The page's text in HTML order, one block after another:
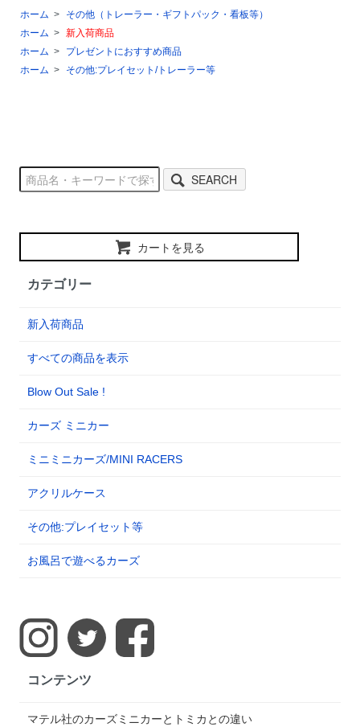
ホーム >
その他（トレーラー・ギフトパック・看板等）
ホーム > 新入荷商品
ホーム >
プレゼントにおすすめ商品
ホーム > その他:プレイセット/トレーラー等
SEARCH
カートを見る
カテゴリー
新入荷商品
すべての商品を表示
Blow Out Sale !
カーズ ミニカー
ミニミニカーズ/MINI RACERS
アクリルケース
その他:プレイセット等
お風呂で遊べるカーズ
コンテンツ
マテル社のカーズミニカーとトミカとの違い